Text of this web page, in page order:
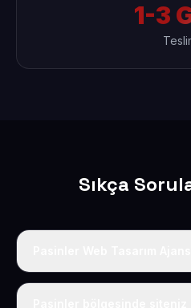
1-3
Sıkça
Tek fiyat uygulanır: yıllık 50